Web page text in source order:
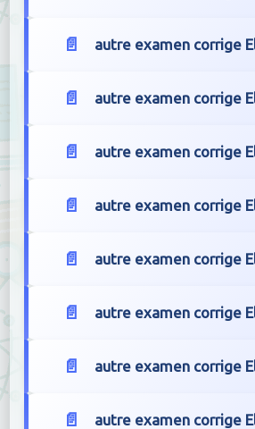
autre examen corrige
autre examen corrige
autre examen corrige
autre examen corrige
autre examen corrige
autre examen corrige
autre examen corrige
autre examen corrige